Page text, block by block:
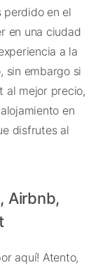
perdido en el
en una ciudad
a la
sin embargo si
al mejor precio,
en
disfrutes al
Airbnb,
aquí! Atento,